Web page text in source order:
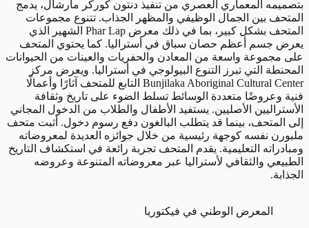
بتصميمه المعماري العصري من تنفيذ دنتون كوركر مارشال، يدمج
المتحف بين الجمال الوظيفي والمظهر الجذاب. تتنوع مجموعات
المتحف بشكل كبير، بما في ذلك معرض Phar Lap الشهير الذي
يعرض جسم أعظم حصان سباق في أستراليا. كما يحتوي المتحف
على مجموعة واسعة من المعادن والحفريات والعينات من الحيوانات
المحنطة التي تبرز التنوع البيولوجي في أستراليا. ويعرض مركز
Bunjilaka Aboriginal Cultural Center التابع للمتحف آثارًا وأعمالًا
فنية وعروضًا متعددة الوسائط تسلط الضوء على تاريخ وثقافة
الأستراليين الأصليين. يستفيد الأطفال والطلاب من الدخول المجاني
إلى المتحف، بينما قد يتطلب البالغون دفع رسوم دخول. أثبت متحف
ملبورن نفسه كوجهة رئيسية من خلال جوائزه العديدة لمعروضاته
ومبادراته التعليمية. يقدم المتحف تجربة رائعة في استكشاف التاريخ
الطبيعي والثقافي لأستراليا عبر معروضاته المتنوعة وعروضه
الجذابة.
المعرض الوطني في فيكتوريا